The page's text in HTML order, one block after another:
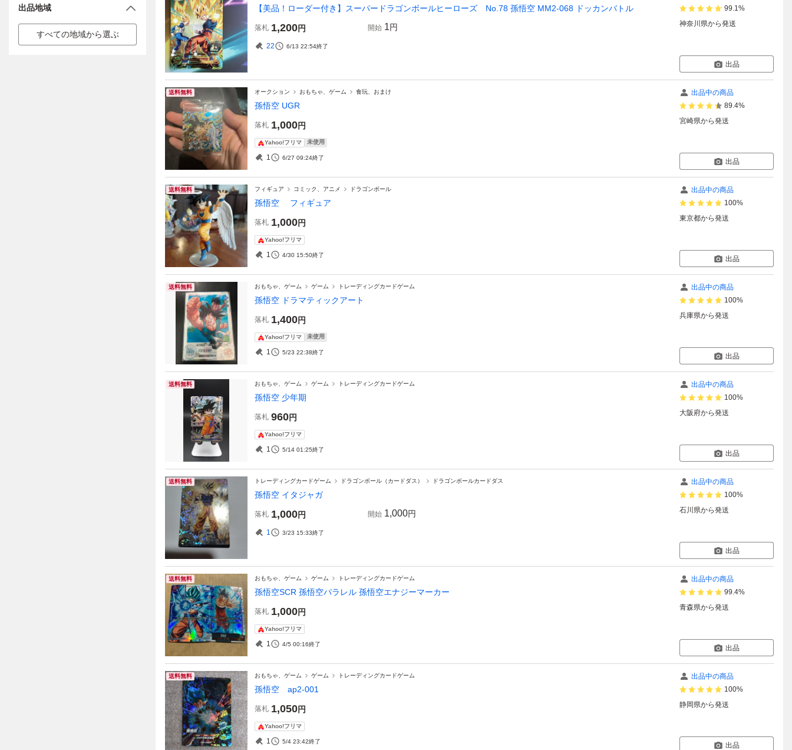
【美品！ローダー付き】スーパードラゴンボールヒーローズ No.78 孫悟空 MM2-068 ドッカンバトル
落札 1,200円 開始 1円
22 6/13 22:54終了
99.1%
神奈川県から発送
出品
送料無料 オークション おもちゃ、ゲーム 食玩、おまけ
孫悟空 UGR
落札 1,000円
Yahoo!フリマ 未使用
1 6/27 09:24終了
出品中の商品
89.4%
宮崎県から発送
出品
送料無料 フィギュア コミック、アニメ ドラゴンボール
孫悟空 フィギュア
落札 1,000円
Yahoo!フリマ
1 4/30 15:50終了
出品中の商品
100%
東京都から発送
出品
送料無料 おもちゃ、ゲーム ゲーム トレーディングカードゲーム
孫悟空 ドラマティックアート
落札 1,400円
Yahoo!フリマ 未使用
1 5/23 22:38終了
出品中の商品
100%
兵庫県から発送
出品
送料無料 おもちゃ、ゲーム ゲーム トレーディングカードゲーム
孫悟空 少年期
落札 960円
Yahoo!フリマ
1 5/14 01:25終了
出品中の商品
100%
大阪府から発送
出品
送料無料 トレーディングカードゲーム ドラゴンボール（カードダス） ドラゴンボールカードダス
孫悟空 イタジャガ
落札 1,000円 開始 1,000円
1 3/23 15:33終了
出品中の商品
100%
石川県から発送
出品
送料無料 おもちゃ、ゲーム ゲーム トレーディングカードゲーム
孫悟空SCR 孫悟空パラレル 孫悟空エナジーマーカー
落札 1,000円
Yahoo!フリマ
1 4/5 00:16終了
出品中の商品
99.4%
青森県から発送
出品
送料無料 おもちゃ、ゲーム ゲーム トレーディングカードゲーム
孫悟空 ap2-001
落札 1,050円
Yahoo!フリマ
1 5/4 23:42終了
出品中の商品
100%
静岡県から発送
出品
出品地域
すべての地域から選ぶ